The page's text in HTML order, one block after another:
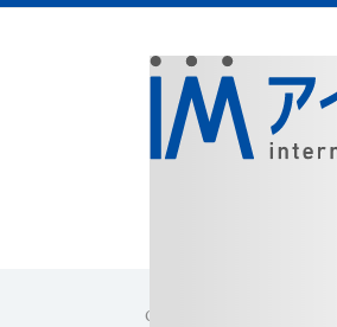
Copyright(C)1996-2026